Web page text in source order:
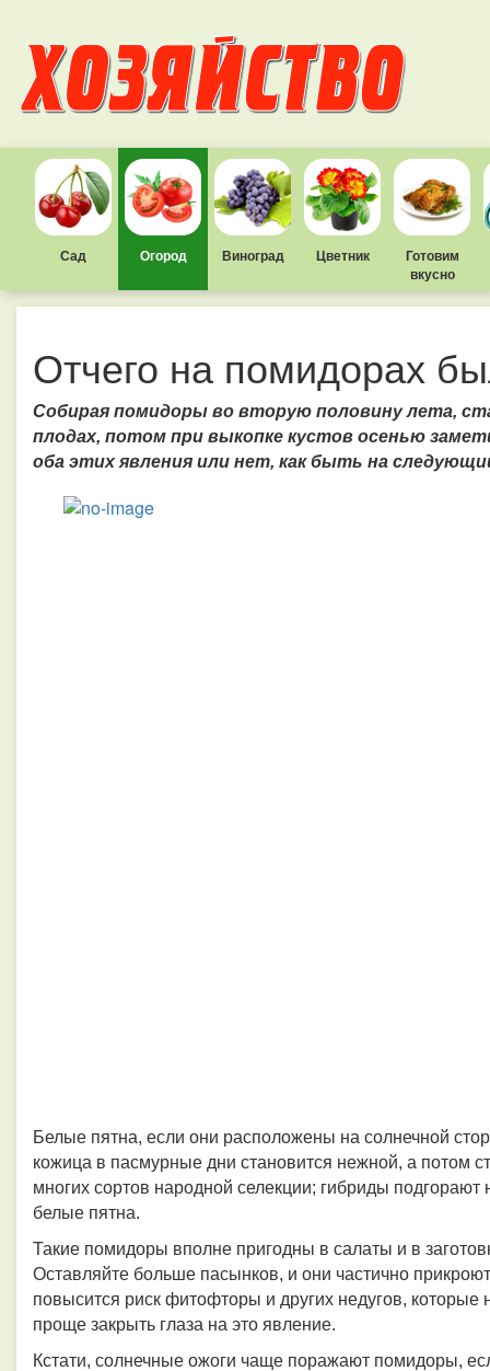
Сад Огород Виноград Цветник
Готовим
вкусно
Отчего на помидорах
Собирая помидоры во вторую половину лета,
плодах, потом при выкопке кустов осенью
оба этих явления или нет, как быть на
Белые пятна, если они расположены на солнечной
кожица в пасмурные дни становится нежной, а потом
многих сортов народной селекции; гибриды
белые пятна.
Такие помидоры вполне пригодны в салаты и в
Оставляйте больше пасынков, и они частично
повысится риск фитофторы и других недугов, которые
проще закрыть глаза на это явление.
Кстати, солнечные ожоги чаще поражают помидоры,